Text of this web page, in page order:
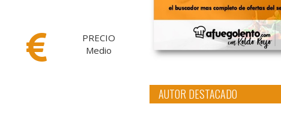
PRECIO
Medio
AUTOR DESTACADO